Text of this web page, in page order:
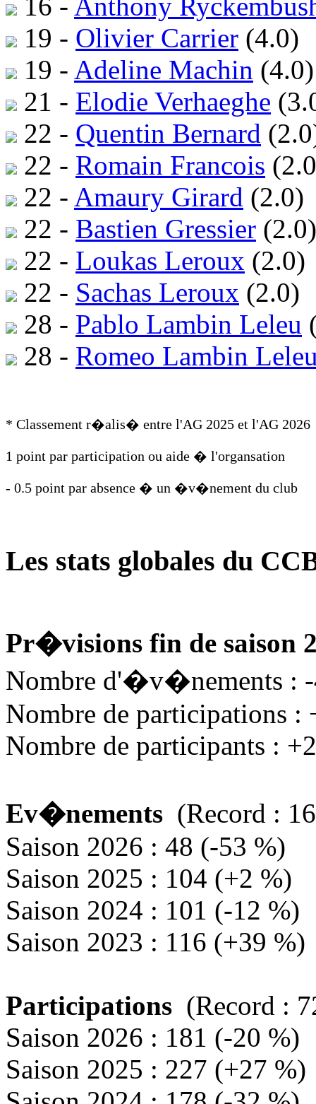
16 - Anthony
19 - Olivier Carrier (4.0)
19 - Adeline Machin (4.0)
21 - Elodie Verhaeghe
22 - Quentin Bernard
22 - Romain Francois
22 - Amaury Girard (2.0)
22 - Bastien Gressier (2.0)
22 - Loukas Leroux (2.0)
22 - Sachas Leroux (2.0)
28 - Pablo Lambin Leleu
28 - Romeo Lambin
* Classement r�alis� entre l'AG 2025 et l'AG 2026
1 point par participation ou aide � l'organsation
- 0.5 point par absence � un �v�nement du club
Les stats globales du
Pr�visions fin de saison
Nombre d'�v�nements :
Nombre de participations :
Nombre de participants :
Ev�nements (Record :
Saison 2026 : 48 (-53 %)
Saison 2025 : 104 (+2 %)
Saison 2024 : 101 (-12 %)
Saison 2023 : 116 (+39 %)
Participations (Record :
Saison 2026 : 181 (-20 %)
Saison 2025 : 227 (+27 %)